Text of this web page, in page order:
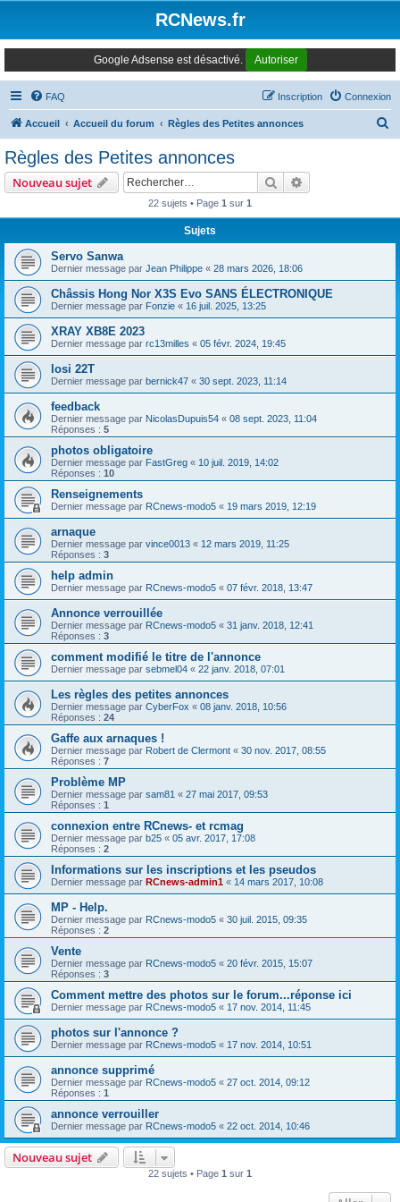
RCNews.fr
Google Adsense est désactivé. Autoriser
FAQ Connexion
Inscription
Accueil Accueil du forum Règles des Petites annonces
r
Règles des Petites annonces
Nouveau sujet Rechercher
22 sujets • Page 1 sur 1
Sujets
Servo Sanwa
Dernier message par Jean Philippe « 28 mars 2026, 18:06
Châssis Hong Nor X3S Evo SANS ÉLECTRONIQUE
Dernier message par Fonzie « 16 juil. 2025, 13:25
XRAY XB8E 2023
Dernier message par rc13milles « 05 févr. 2024, 19:45
losi 22T
Dernier message par bernick47 « 30 sept. 2023, 11:14
feedback
Dernier message par NicolasDupuis54 « 08 sept. 2023, 11:04
Réponses : 5
photos obligatoire
Dernier message par FastGreg « 10 juil. 2019, 14:02
Réponses : 10
Renseignements
Dernier message par RCnews-modo5 « 19 mars 2019, 12:19
arnaque
Dernier message par vince0013 « 12 mars 2019, 11:25
Réponses : 3
help admin
Dernier message par RCnews-modo5 « 07 févr. 2018, 13:47
Annonce verrouillée
Dernier message par RCnews-modo5 « 31 janv. 2018, 12:41
Réponses : 3
comment modifié le titre de l'annonce
Dernier message par sebmel04 « 22 janv. 2018, 07:01
Les règles des petites annonces
Dernier message par CyberFox « 08 janv. 2018, 10:56
Réponses : 24
Gaffe aux arnaques !
Dernier message par Robert de Clermont « 30 nov. 2017, 08:55
Réponses : 7
Problème MP
Dernier message par sam81 « 27 mai 2017, 09:53
Réponses : 1
connexion entre RCnews- et rcmag
Dernier message par b25 « 05 avr. 2017, 17:08
Réponses : 2
Informations sur les inscriptions et les pseudos
Dernier message par RCnews-admin1 « 14 mars 2017, 10:08
MP - Help.
Dernier message par RCnews-modo5 « 30 juil. 2015, 09:35
Réponses : 2
Vente
Dernier message par RCnews-modo5 « 20 févr. 2015, 15:07
Réponses : 3
Comment mettre des photos sur le forum...réponse ici
Dernier message par RCnews-modo5 « 17 nov. 2014, 11:45
photos sur l'annonce ?
Dernier message par RCnews-modo5 « 17 nov. 2014, 10:51
annonce supprimé
Dernier message par RCnews-modo5 « 27 oct. 2014, 09:12
Réponses : 1
annonce verrouiller
Dernier message par RCnews-modo5 « 22 oct. 2014, 10:46
Nouveau sujet
22 sujets • Page 1 sur 1
Panneau de gestion des cookies